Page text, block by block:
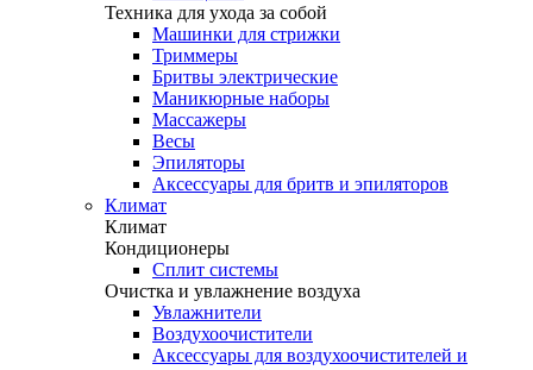
Техника для ухода за собой
Машинки для стрижки
Триммеры
Бритвы электрические
Маникюрные наборы
Массажеры
Весы
Эпиляторы
Аксессуары для бритв и эпиляторов
Климат
Климат
Кондиционеры
Сплит системы
Очистка и увлажнение воздуха
Увлажнители
Воздухоочистители
Аксессуары для воздухоочистителей и